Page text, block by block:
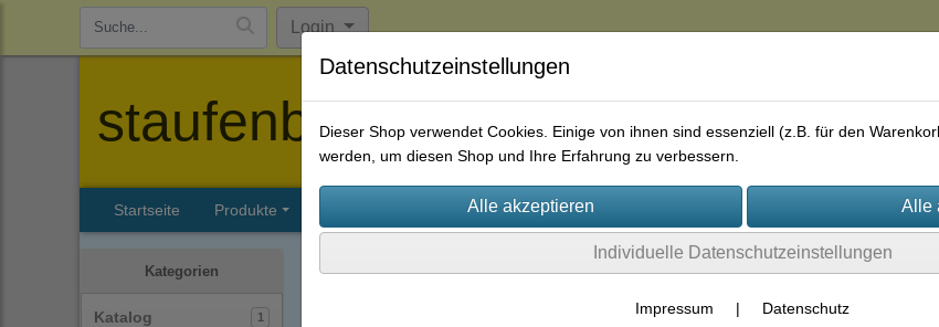
Login
staufenbiel-berlin
Startseite Produkte Firmenhistorie AGB
Kategorien
Katalog 1
Datenschutzeinstellungen
Dieser Shop verwendet Cookies. Einige von ihnen sind essenziell (z.B. für den
werden, um diesen Shop und Ihre Erfahrung zu verbessern.
Individuelle Datenschutzeinstellungen
Impressum | Datenschutz